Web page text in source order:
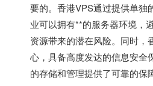
要的。香港VPS通过提供单独
业可以拥有**的服务器环境，
资源带来的潜在风险。同时，
心，具备高度发达的信息安全
的存储和管理提供了可靠的保障